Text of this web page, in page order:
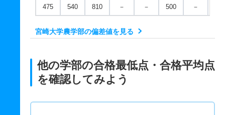
475 540 810 － － 500 －
宮崎大学農学部の偏差値を見る
他の学部の合格最低点・合格平均点
を確認してみよう